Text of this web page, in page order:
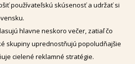
používateľskú skúsenosť a udržať si
hlavne neskoro večer, zatiaľ čo
skupiny uprednostňujú popoludňajšie
cielené reklamné stratégie.